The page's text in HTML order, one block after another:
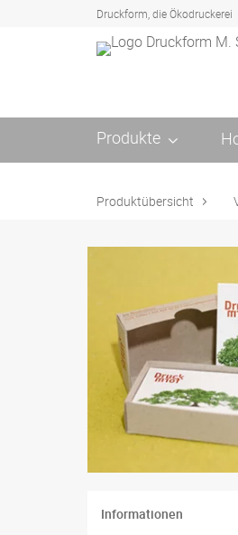
Druckform, die Ökodruckerei
Produkte
Produktübersicht
Informationen